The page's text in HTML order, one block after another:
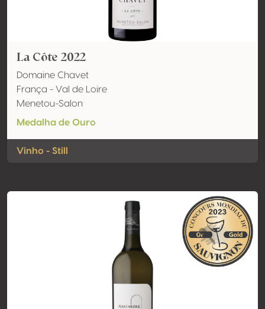
La Côte 2022
Domaine Chavet
França - Val de Loire
Menetou-Salon
Medalha de Ouro
Vinho - Still